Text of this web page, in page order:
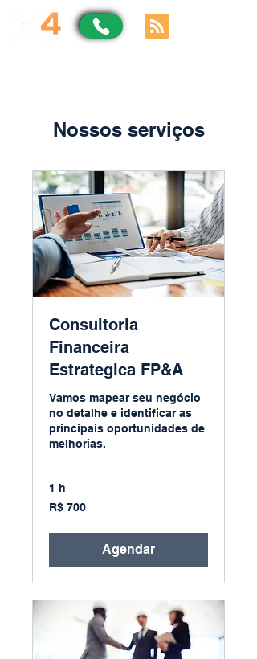
Nossos serviços
Consultoria
Financeira
Estrategica FP&A
Vamos mapear seu negócio
no detalhe e identificar as
principais oportunidades de
melhorias.
1 h
700
Reais
R$ 700
Agendar